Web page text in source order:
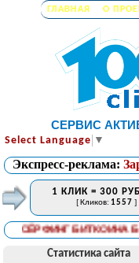
ГЛАВНАЯ О
СЕРВИС
Select Language ▼
Экспресс-реклама:
1 КЛИК = 300
[ Кликов: 1557 ]
БИТКОИНА БЕЗ
Статистика сайта